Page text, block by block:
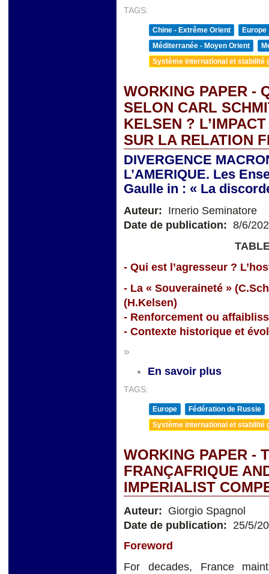
TAGS:
Chine - Extrême Orient
Europe
Méditerranée - Moyen Orient
Système international et stabilité
WORKING PAPER -
SELON CARL
KELSEN ?
SUR LA RELATION
DIVERGENCE
L’AMERIQUE. Les
Gaulle in : « La
Auteur: Irnerio Seminatore
Date de publication: 8/6/
- Qui est l’agresseur ?
- La « Souveraineté »
(H.Kelsen)
- Renforcement ou
- Contexte historique et
»
En savoir plus
TAGS:
Europe
Fédération de Russie
Système international et stabilité
WORKING PAPER -
FRANÇAFRIQUE
IMPERIALIST
Auteur: Giorgio Spagnol
Date de publication: 25/5/
Foreword
For decades, France